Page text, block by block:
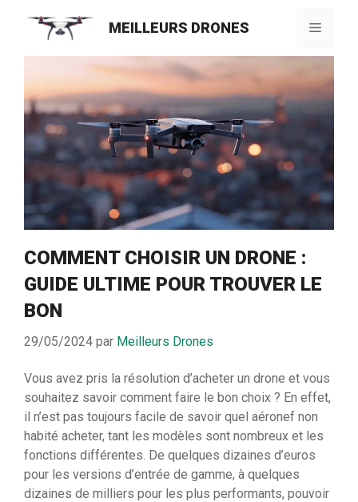
MEILLEURS DRONES Menu
COMMENT CHOISIR UN DRONE :
GUIDE ULTIME POUR TROUVER LE
BON
29/05/2024 par Meilleurs Drones
Vous avez pris la résolution d’acheter un drone et vous
souhaitez savoir comment faire le bon choix ? En effet,
il n’est pas toujours facile de savoir quel aéronef non
habité acheter, tant les modèles sont nombreux et les
fonctions différentes. De quelques dizaines d’euros
pour les versions d’entrée de gamme, à quelques
dizaines de milliers pour les plus performants, pouvoir